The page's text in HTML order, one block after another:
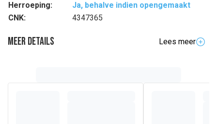
Herroeping:
Ja, behalve indien opengemaakt
CNK:
4347365
Meer details
Lees meer
irritatiepieken te spreiden terwijl de roodheid van droge